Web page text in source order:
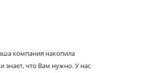
компания накопила
знает, что Вам нужно. У нас